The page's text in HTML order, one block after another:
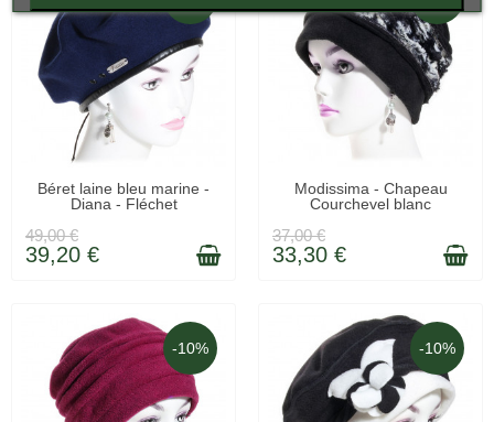
LIVRAISON 48H
Béret laine bleu marine -
Diana - Fléchet
49,00 €
39,20 €
EN STOCK
Modissima - Chapeau
Courchevel blanc
37,00 €
33,30 €
-10% -10%